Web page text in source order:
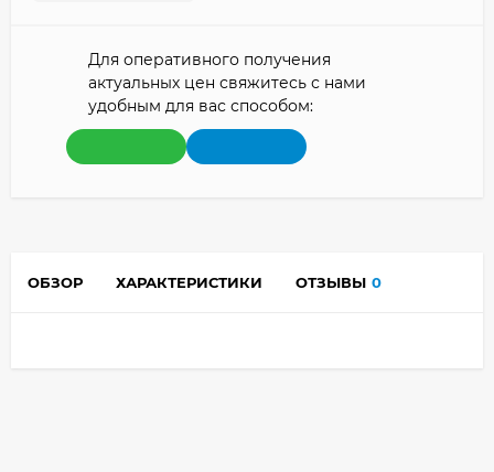
Для оперативного получения
актуальных цен свяжитесь с нами
удобным для вас способом:
ОБЗОР ХАРАКТЕРИСТИКИ ОТЗЫВЫ 0